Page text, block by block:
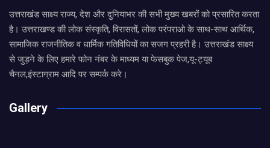
उत्तराखंड साक्ष्य राज्य, देश और दुनियाभर की सभी मुख्य खबरों को प्रसारित करता
है। उत्तराखण्ड की लोक संस्कृति, विरासतों, लोक परंपराओ के साथ-साथ आर्थिक,
सामाजिक राजनीतिक व धार्मिक गतिविधियों का सजग प्रहरी है। उत्तराखंड साक्ष्य
से जुड़ने के लिए हमारे फोन नंबर के माध्यम या फेसबुक पेज,यू-ट्यूब
चैनल,इंस्टाग्राम आदि पर सम्पर्क करे।
Gallery